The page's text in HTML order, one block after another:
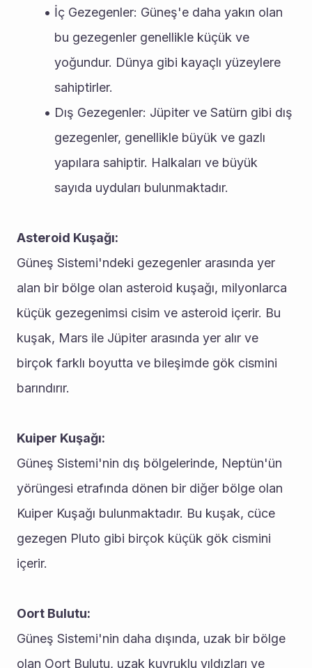
İç Gezegenler: Güneş'e daha yakın olan
bu gezegenler genellikle küçük ve
yoğundur. Dünya gibi kayaçlı yüzeylere
sahiptirler.
Dış Gezegenler: Jüpiter ve Satürn gibi dış
gezegenler, genellikle büyük ve gazlı
yapılara sahiptir. Halkaları ve büyük
sayıda uyduları bulunmaktadır.
Asteroid Kuşağı:
Güneş Sistemi'ndeki gezegenler arasında yer
alan bir bölge olan asteroid kuşağı, milyonlarca
küçük gezegenimsi cisim ve asteroid içerir. Bu
kuşak, Mars ile Jüpiter arasında yer alır ve
birçok farklı boyutta ve bileşimde gök cismini
barındırır.
Kuiper Kuşağı:
Güneş Sistemi'nin dış bölgelerinde, Neptün'ün
yörüngesi etrafında dönen bir diğer bölge olan
Kuiper Kuşağı bulunmaktadır. Bu kuşak, cüce
gezegen Pluto gibi birçok küçük gök cismini
içerir.
Oort Bulutu:
Güneş Sistemi'nin daha dışında, uzak bir bölge
olan Oort Bulutu, uzak kuyruklu yıldızları ve